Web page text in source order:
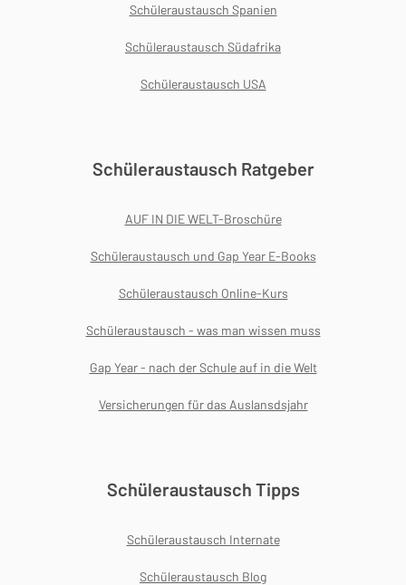
Schüleraustausch Spanien
Schüleraustausch Südafrika
Schüleraustausch USA
Schüleraustausch Ratgeber
AUF IN DIE WELT-Broschüre
Schüleraustausch und Gap Year E-Books
Schüleraustausch Online-Kurs
Schüleraustausch - was man wissen muss
Gap Year - nach der Schule auf in die Welt
Versicherungen für das Auslansdsjahr
Schüleraustausch Tipps
Schüleraustausch Internate
Schüleraustausch Blog